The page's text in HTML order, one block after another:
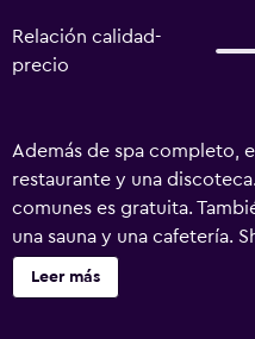
Relación calidad-
precio
Además de spa completo,
restaurante y una
comunes es gratuita.
una sauna y una cafetería.
Nanjing ofrece 349
Se ofrece una televisión
Leer más